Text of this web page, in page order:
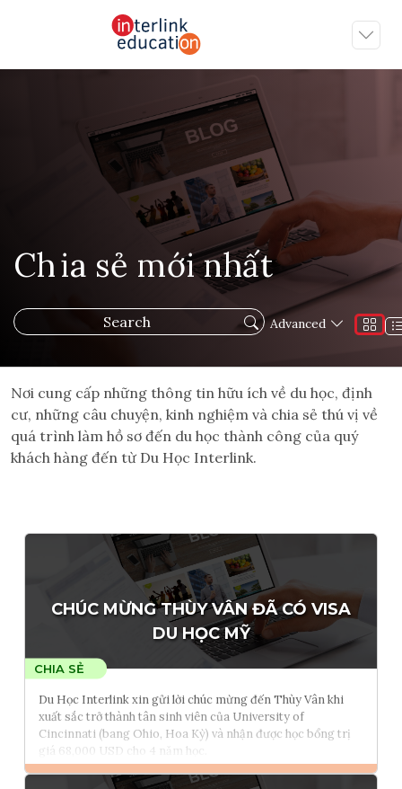
Chia sẻ mới nhất
Advanced
Nơi cung cấp những thông tin hữu ích về du học, định
cư, những câu chuyện, kinh nghiệm và chia sẻ thú vị về
quá trình làm hồ sơ đến du học thành công của quý
khách hàng đến từ Du Học Interlink.
CHÚC MỪNG THÙY VÂN ĐÃ CÓ VISA
DU HỌC MỸ
Du Học Interlink xin gửi lời chúc mừng đến Thùy Vân khi
xuất sắc trở thành tân sinh viên của University of
Cincinnati (bang Ohio, Hoa Kỳ) và nhận được học bổng trị
giá 68,000 USD cho 4 năm học.